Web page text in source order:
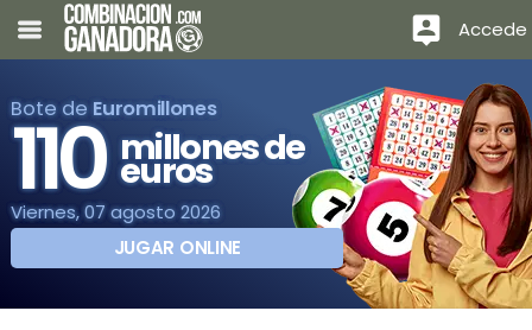
Accede
Bote de Euromillones
110 millones de
euros
Viernes, 07 agosto 2026
JUGAR ONLINE